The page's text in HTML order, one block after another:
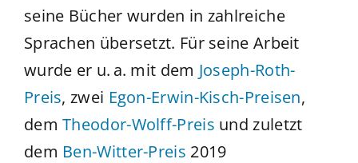
seine Bücher wurden in zahlreiche
Sprachen übersetzt. Für seine Arbeit
wurde er u. a. mit dem Joseph-Roth-
Preis, zwei Egon-Erwin-Kisch-Preisen,
demTheodor-Wolff-Preis und zuletzt
dem Ben-Witter-Preis 2019